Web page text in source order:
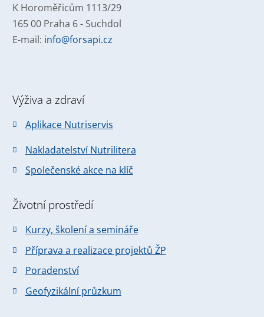
K Horoměřicům 1113/29
165 00 Praha 6 - Suchdol
E-mail: info@forsapi.cz
Výživa a zdraví
Aplikace Nutriservis
Nakladatelství Nutrilitera
Společenské akce na klíč
Životní prostředí
Kurzy, školení a semináře
Příprava a realizace projektů ŽP
Poradenství
Geofyzikální průzkum